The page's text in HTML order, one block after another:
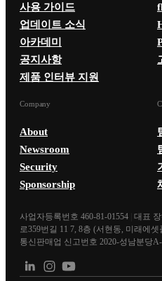
사용 가이드
업데이트 소식
아카데미
공지사항
제품 인터뷰 지원
Company
About
Newsroom
Security
Sponsorship
사업자등록번호 460-81-01554 대표
로359번길 11 7, 8층 (서현동, 미래에
통신판매업 신고번호 2020-성남분당